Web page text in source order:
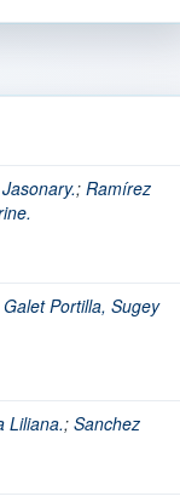
; Ramírez
Galet Portilla, Sugey
Liliana.; Sanchez